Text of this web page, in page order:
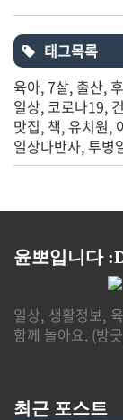
태그목록
육아 7살 출산
일상 코로나19
맛집 책 유치원
일상다반사 투병
윤뽀입니다
일상, 생활정보,
함께 놀아요. (방
최근 포스트